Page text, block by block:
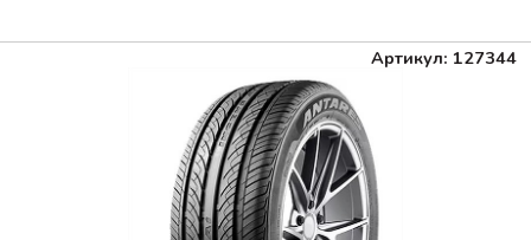
Артикул: 127344